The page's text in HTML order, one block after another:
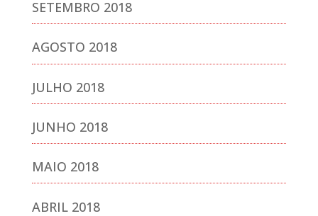
SETEMBRO 2018
AGOSTO 2018
JULHO 2018
JUNHO 2018
MAIO 2018
ABRIL 2018